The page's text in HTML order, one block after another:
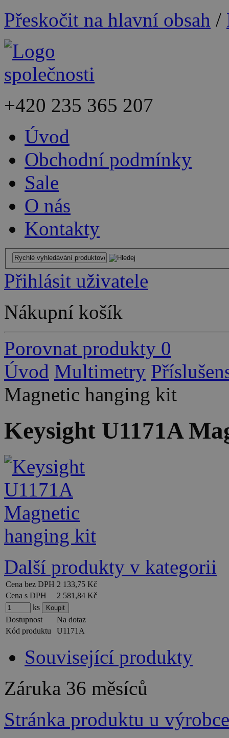
Přeskočit na hlavní obsah /
+420 235 365 207
Úvod
Obchodní podmínky
Sale
O nás
Kontakty
Přihlásit uživatele
Nákupní košík
Porovnat produkty 0
Úvod Multimetry
Magnetic hanging kit
Keysight U1171A
Další produkty v kategorii
Cena bez DPH 2 133,75 Kč
Cena s DPH
2 581,84 Kč
ks
Dostupnost
Na dotaz
Kód produktu
U1171A
Související produkty
Záruka 36 měsíců
Stránka produktu u výrobce